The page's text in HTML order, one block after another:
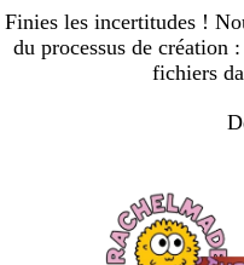
Finies les incertitudes !
du processus de création
fichiers